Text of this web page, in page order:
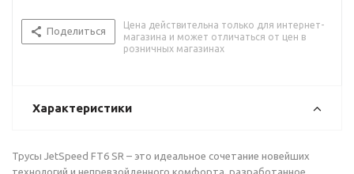
Поделиться
Цена действительна только для интернет-
магазина и может отличаться от цен в
розничных магазинах
Характеристики
Трусы JetSpeed FT6 SR – это идеальное сочетание новейших
технологий и непревзойденного комфорта, разработанное